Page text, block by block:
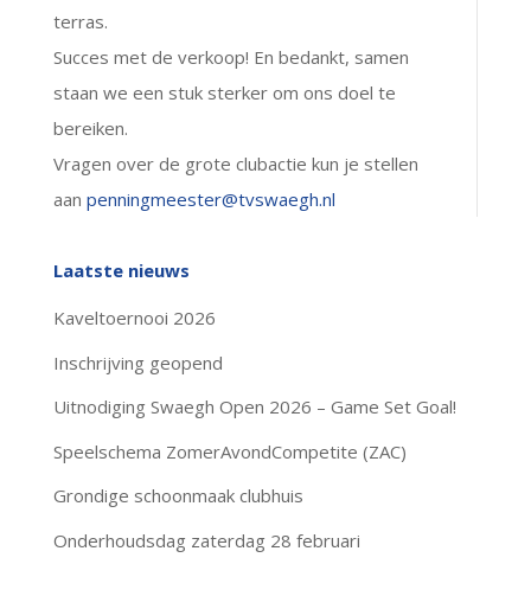
terras.
Succes met de verkoop! En bedankt, samen
staan we een stuk sterker om ons doel te
bereiken.
Vragen over de grote clubactie kun je stellen
aan penningmeester@tvswaegh.nl
Laatste nieuws
Kaveltoernooi 2026
Inschrijving geopend
Uitnodiging Swaegh Open 2026 – Game Set Goal!
Speelschema ZomerAvondCompetite (ZAC)
Grondige schoonmaak clubhuis
Onderhoudsdag zaterdag 28 februari